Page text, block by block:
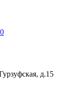
0
д.15